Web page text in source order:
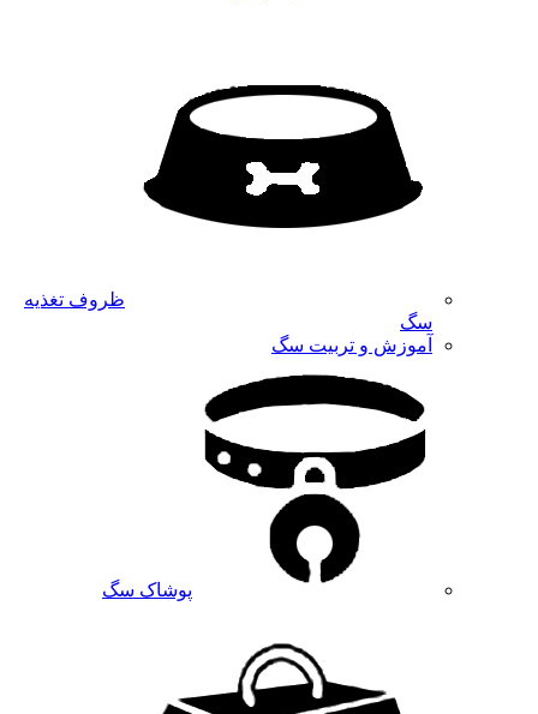
ظروف تغذیه
سگ
آموزش و تربیت سگ
پوشاک سگ